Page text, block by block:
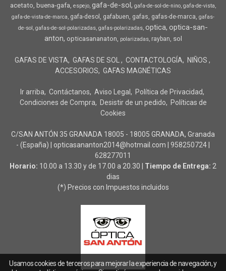
acetato buena-gafa espejo gafa-de-sol gafa-de-sol-de-nino gafa-de-vista
gafa-de-vista-de-marca gafa-desol gafabuen gafas gafas-de-marca gafas-
de-sol
gafas-de-sol-polarizadas gafas-polarizadas optica optica-san-
anton opticasananaton polarizadas rayban sol
GAFAS DE VISTA GAFAS DE SOL CONTACTOLOGÍA
NIÑOS
ACCESORIOS
GAFAS MAGNÉTICAS
Ir arriba Contáctanos Aviso Legal
Política de Privacidad
Condiciones de Compra
Desistir de un pedido
Políticas de
Cookies
C/SAN ANTÓN 35 GRANADA 18005 - 18005 GRANADA, Granada
- (España) | opticasananton2014@hotmail.com | 958250724
628277011
Horario: 10.00 a 13.30 y de 17.00 a 20.30 | Tiempo de Entrega: 2
dias
(*) Precios con Impuestos incluidos
Usamos cookies de terceros para mejorar la experiencia de navegación, y